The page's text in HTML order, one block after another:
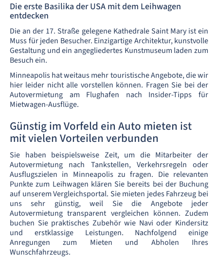
Die erste Basilika der USA mit dem Leihwagen
entdecken
Die an der 17. Straße gelegene Kathedrale Saint Mary ist ein
Muss für jeden Besucher. Einzigartige Architektur, kunstvolle
Gestaltung und ein angegliedertes Kunstmuseum laden zum
Besuch ein.
Minneapolis hat weitaus mehr touristische Angebote, die wir
hier leider nicht alle vorstellen können. Fragen Sie bei der
Autovermietung am Flughafen nach Insider-Tipps für
Mietwagen-Ausflüge.
Günstig im Vorfeld ein Auto mieten ist
mit vielen Vorteilen verbunden
Sie haben beispielsweise Zeit, um die Mitarbeiter der
Autovermietung nach Tankstellen, Verkehrsregeln oder
Ausflugszielen in Minneapolis zu fragen. Die relevanten
Punkte zum Leihwagen klären Sie bereits bei der Buchung
auf unserem Vergleichsportal. Sie mieten jedes Fahrzeug bei
uns sehr günstig, weil Sie die Angebote jeder
Autovermietung transparent vergleichen können. Zudem
buchen Sie praktisches Zubehör wie Navi oder Kindersitz
und erstklassige Leistungen. Nachfolgend einige
Anregungen zum Mieten und Abholen Ihres
Wunschfahrzeugs.